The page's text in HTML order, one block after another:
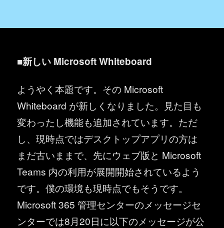
■新しい Microsoft Whiteboard
ようやく本題です。その Microsoft
Whiteboard が新しくなりました。見た目も
変わったし機能も追加されています。ただ
し、現時点ではデスクトップアプリの方は
まだ古いままで、先にウェブ版と Microsoft
Teams 内の利用が展開開始されているよう
です。僕の環境も現時点でもそうです。
Microsoft 365 管理センターのメッセージセ
ンターでは8月20日に以下のメッセージが公